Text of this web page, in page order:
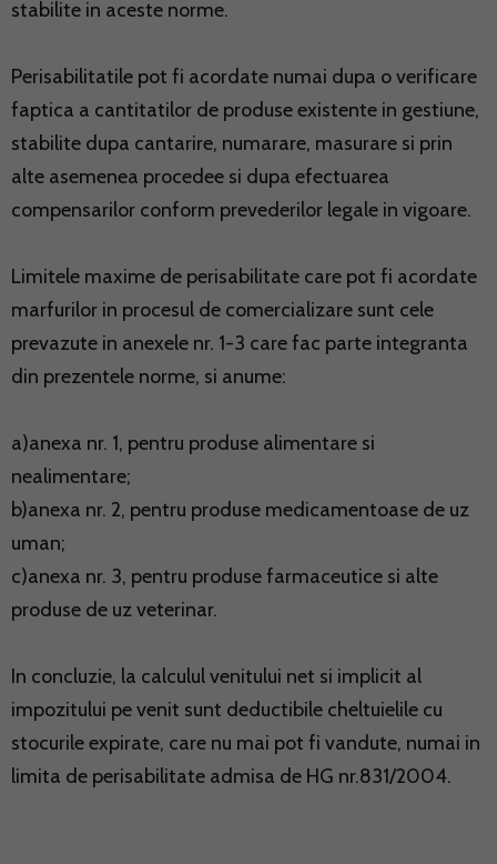
stabilite in aceste norme.
Perisabilitatile pot fi acordate numai dupa o verificare
faptica a cantitatilor de produse existente in gestiune,
stabilite dupa cantarire, numarare, masurare si prin
alte asemenea procedee si dupa efectuarea
compensarilor conform prevederilor legale in vigoare.
Limitele maxime de perisabilitate care pot fi acordate
marfurilor in procesul de comercializare sunt cele
prevazute in anexele nr. 1-3 care fac parte integranta
din prezentele norme, si anume:
a)anexa nr. 1, pentru produse alimentare si
nealimentare;
b)anexa nr. 2, pentru produse medicamentoase de uz
uman;
c)anexa nr. 3, pentru produse farmaceutice si alte
produse de uz veterinar.
In concluzie, la calculul venitului net si implicit al
impozitului pe venit sunt deductibile cheltuielile cu
stocurile expirate, care nu mai pot fi vandute, numai in
limita de perisabilitate admisa de HG nr.831/2004.